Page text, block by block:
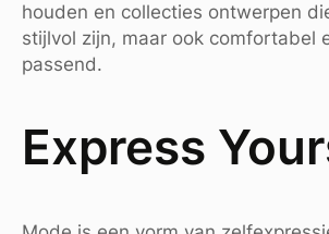
houden en collecties ontwerpen
stijlvol zijn, maar ook comfortabel
passend.
Express